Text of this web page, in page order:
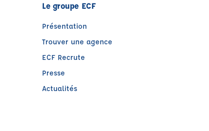
Le groupe ECF
Présentation
Trouver une agence
ECF Recrute
Presse
Actualités